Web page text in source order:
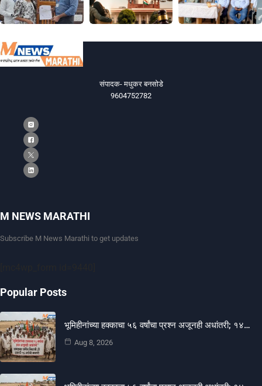
संपादक- मधुकर बनसोडे
9604752782
M NEWS MARATHI
Subscribe M News Marathi to get updates
Popular Posts
भूमिहीनांच्या हक्काचा ५६ वर्षांचा प्रश्न अजूनही अधांतरी; १४…
Aug 8, 2026